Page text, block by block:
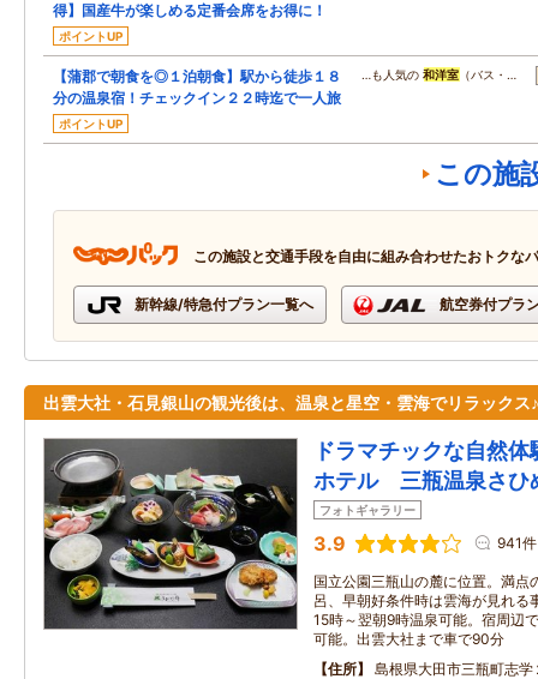
得】国産牛が楽しめる定番会席をお得に！
ポイントUP
【蒲郡で朝食を◎１泊朝食】駅から徒歩１８
分の温泉宿！チェックイン２２時迄で一人旅
ポイントUP
…も人気の和洋室 （バス・…
この施
この施設と交通手段を自由に組み合わせたおトクな
新幹線/特急付プラン一覧へ 航空券付プラ
出雲大社・石見銀山の観光後は、温泉と星空・雲海でリラックス♪
ドラマチックな自然
ホテル 三瓶温泉さひ
フォトギャラリー
3.9 941件
国立公園三瓶山の麓に位置。満点
呂、早朝好条件時は雲海が見れる
15時～翌朝9時温泉可能。宿周辺
可能。出雲大社まで車で90分
住所
島根県大田市三瓶町志学